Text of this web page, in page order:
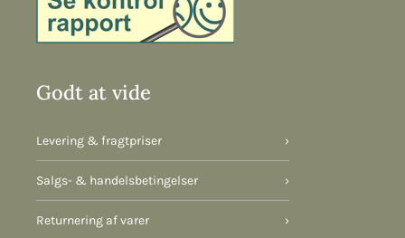
Godt at vide
Levering & fragtpriser ›
Salgs- & handelsbetingelser ›
Returnering af varer ›